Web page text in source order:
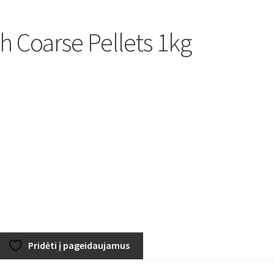
Coarse Pellets 1kg
Pridėti į pageidaujamus